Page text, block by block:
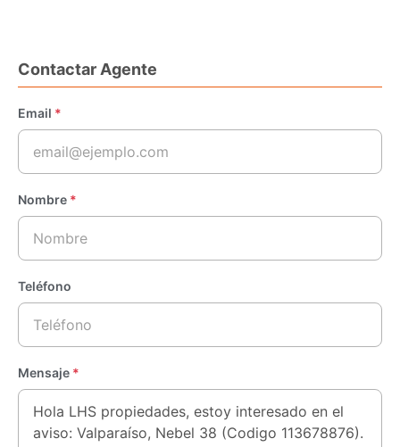
Contactar Agente
Email *
Nombre *
Teléfono
Mensaje *